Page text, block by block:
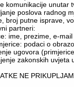
komunikacije unutar
poslova radnog
broj putne isprave,
partneri:
ime, prezime, e-
podaci o
ugovora
zakonskih uvjeta
NE